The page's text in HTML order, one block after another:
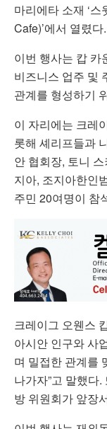
마리에타 소재 ‘
Cafe)’에서 열렸다.
이번 행사는 캅 카
비즈니스 업주 및
관계를 형성하기
이 자리에는 크레
롯해 셰리프들과
안 협회장, 토니
지아, 조지아한인
주민 20여명이 참
크레이그 오웬스
아시안 인구와 사
며 밀접한 관계를
나가자”고 말했다
방 위원회가 앞장